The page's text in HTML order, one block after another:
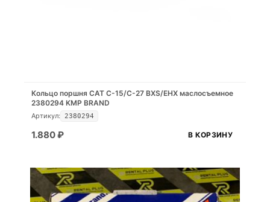
Кольцо поршня CAT C-15/C-27 BXS/EHX маслосъемное
2380294 KMP BRAND
Артикул: 2380294
1.880₽ В КОРЗИНУ